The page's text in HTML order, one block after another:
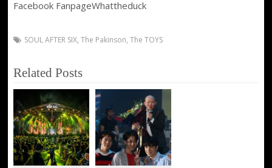
Facebook FanpageWhattheduck
SOUL AFTER SIX, The Pakinson, The TOYS
Related Posts